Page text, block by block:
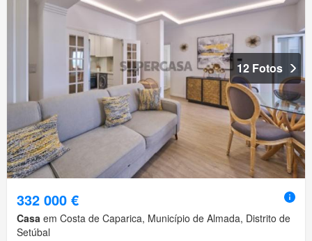
12 Fotos
332 000 €
Casa em Costa de Caparica, Município de Almada, Distrito de
Setúbal